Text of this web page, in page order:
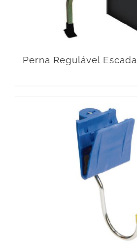
Perna Regulável Escada